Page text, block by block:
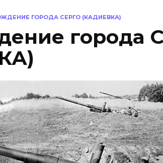
ГОРОДА СЕРГО (КАДИЕВКА)
города